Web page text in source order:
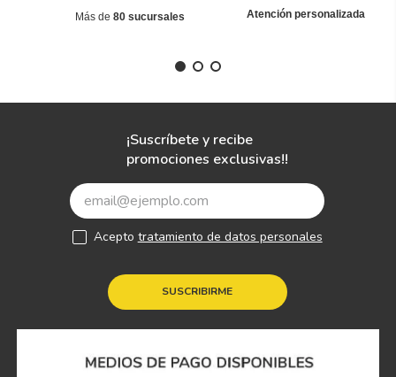
Más de 80 sucursales Atención personalizada
¡Suscríbete y recibe
promociones exclusivas!!
SUSCRIBIRME
Acepto tratamiento de datos personales